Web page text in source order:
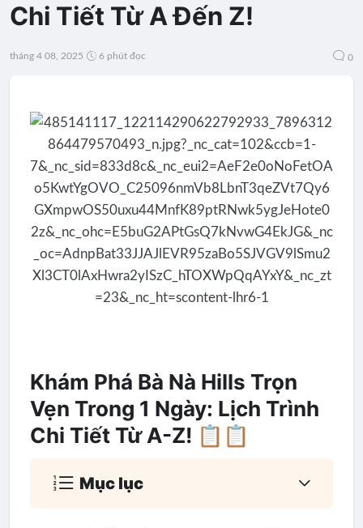
Chi Tiết Từ A Đến Z!
tháng 4 08, 2025 6 phút đọc 0
Khám Phá Bà Nà Hills Trọn
Vẹn Trong 1 Ngày: Lịch Trình
Chi Tiết Từ A-Z! 📋📋
Mục lục